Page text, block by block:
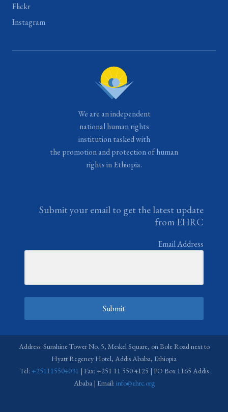
Flickr
Instagram
We are an independent
national human rights
institution tasked with
the promotion and protection of human
rights in Ethiopia.
Submit your email to get the latest update
from EHRC
Email Address
Submit
Address: Sunshine Tower No. 5, Meskel Square, on Bole Road next to
Hyatt Regency Hotel, Addis Ababa, Ethiopia
Tel: +251115504031 | Fax: +251 11 550 4125 | PO Box 1165 Addis
Ababa | Email: info@ehrc.org